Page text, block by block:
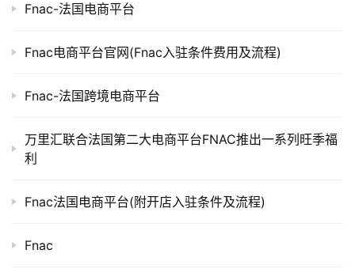
Fnac-法国电商平台
Fnac电商平台官网(Fnac入驻条件费用及流程)
Fnac-法国跨境电商平台
万里汇联合法国第二大电商平台FNAC推出一系列旺季福
利
Fnac法国电商平台(附开店入驻条件及流程)
Fnac